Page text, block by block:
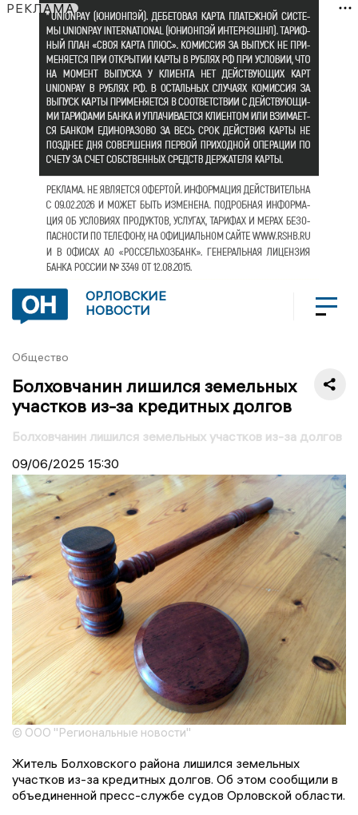
РЕКЛАМА
ОРЛОВСКИЕ
НОВОСТИ
Общество
Болховчанин лишился земельных
участков из-за кредитных долгов
Болховчанин лишился земельных участков из-за долгов
09/06/2025 15:30
© ООО "Региональные новости"
Житель Болховского района лишился земельных
участков из-за кредитных долгов. Об этом сообщили в
объединенной пресс-службе судов Орловской области.